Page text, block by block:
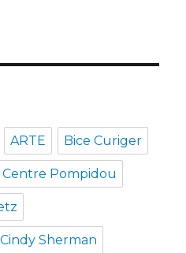
ARTE Bice Curiger
Centre Pompidou
Cindy Sherman